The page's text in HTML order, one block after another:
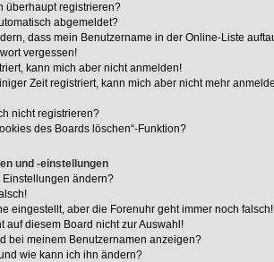
überhaupt registrieren?
abgemeldet?
dass mein Benutzername in der Online-Liste
vergessen!
kann mich aber nicht anmelden!
Zeit registriert, kann mich aber nicht mehr
nicht registrieren?
des Boards löschen“-Funktion?
und -einstellungen
ändern?
eingestellt, aber die Forenuhr geht immer noch falsch!
auf diesem Board nicht zur Auswahl!
bei meinem Benutzernamen anzeigen?
wie kann ich ihn ändern?